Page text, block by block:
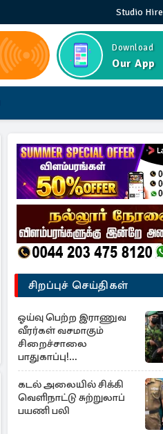
Studio Hire
Download
Our App
சிறப்புச் செய்திகள்
ஓய்வு பெற்ற இராணுவ
வீரர்கள் வசமாகும்
சிறைச்சாலை
பாதுகாப்பு!
அரசாங்கத்தின் முக்கிய
முடிவு
கடல் அலையில் சிக்கி
வெளிநாட்டு சுற்றுலாப்
பயணி பலி